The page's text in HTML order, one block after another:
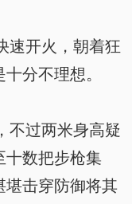
开火，朝着狂
分不理想。
过两米身高疑
十数把步枪集
堪击穿防御将其